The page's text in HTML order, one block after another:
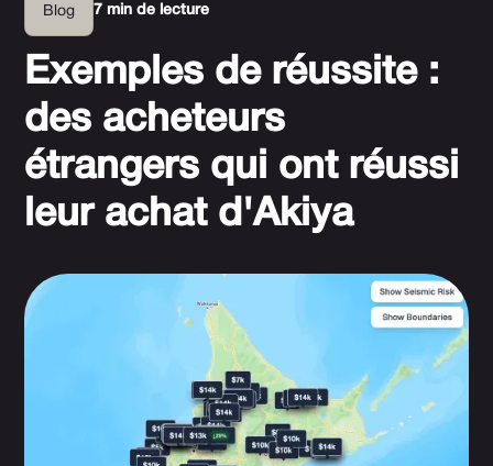
Blog 7 min de lecture
Exemples de réussite :
des acheteurs
étrangers qui ont réussi
leur achat d'Akiya